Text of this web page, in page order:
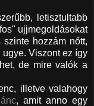
letisztultabb
ujjmegoldásokat
hozzám nőtt,
Viszont ez így
de mire valók a
illetve valahogy
, amit anno egy